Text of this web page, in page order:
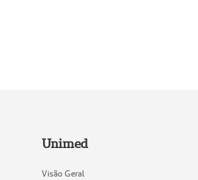
Unimed
Visão Geral